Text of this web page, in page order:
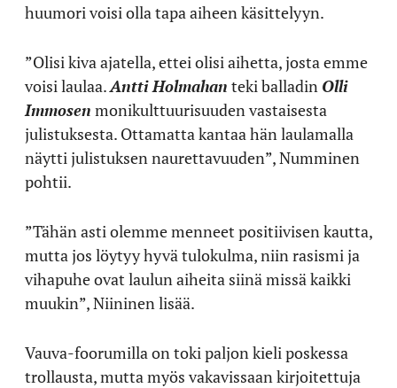
huumori voisi olla tapa aiheen käsittelyyn.
”Olisi kiva ajatella, ettei olisi aihetta, josta emme
voisi laulaa.Antti Holmahan teki balladin Olli
Immosen monikulttuurisuuden vastaisesta
julistuksesta. Ottamatta kantaa hän laulamalla
näytti julistuksen naurettavuuden”, Numminen
pohtii.
”Tähän asti olemme menneet positiivisen kautta,
mutta jos löytyy hyvä tulokulma, niin rasismi ja
vihapuhe ovat laulun aiheita siinä missä kaikki
muukin”, Niininen lisää.
Vauva-foorumilla on toki paljon kieli poskessa
trollausta, mutta myös vakavissaan kirjoitettuja